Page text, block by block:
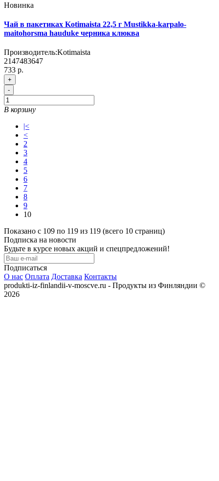
Новинка
Чай в пакетиках Kotimaista 22,5 г Mustikka-karpalo-
maitohorsma hauduke черника клюква
Производитель:Kotimaista
2147483647
733 р.
+
-
В корзину
|<
<
2
3
4
5
6
7
8
9
10
Показано с 109 по 119 из 119 (всего 10 страниц)
Подписка на новости
Будьте в курсе новых акций и спецпредложений!
Подписаться
О нас Оплата Доставка Контакты
produkti-iz-finlandii-v-moscve.ru - Продукты из Финляндии ©
2026